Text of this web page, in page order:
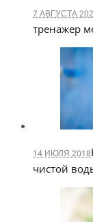
7 АВГУСТА
тренажер
14 ИЮЛЯ 2018
чистой